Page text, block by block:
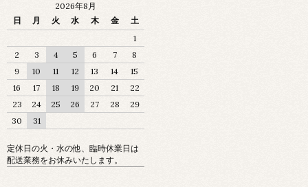
2026年8月
日
月 火 水 木 金
土
1
2
3 4 5 6 7
8
9
10 11 12 13 14
15
16
17 18 19 20 21
22
23
24 25 26 27 28
29
30
31
定休日の火・水の他、臨時休業日は
配送業務をお休みいたします。